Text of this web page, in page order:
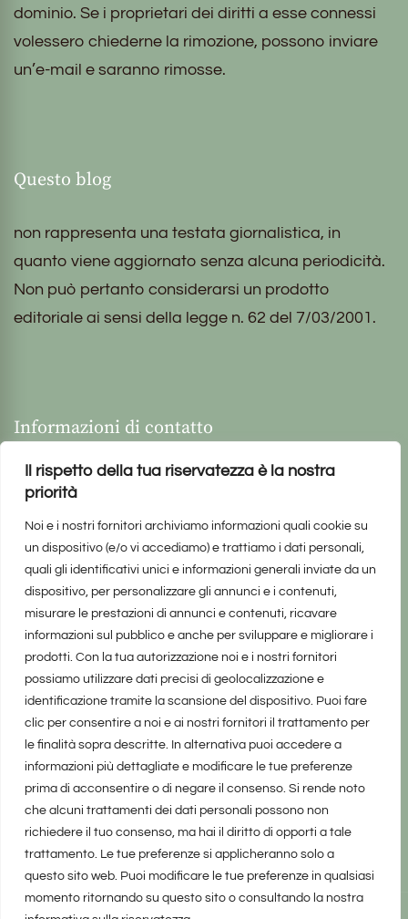
Il rispetto della tua riservatezza è la nostra
priorità
Noi e i nostri fornitori archiviamo informazioni quali cookie su
un dispositivo (e/o vi accediamo) e trattiamo i dati personali,
quali gli identificativi unici e informazioni generali inviate da un
dispositivo, per personalizzare gli annunci e i contenuti,
misurare le prestazioni di annunci e contenuti, ricavare
informazioni sul pubblico e anche per sviluppare e migliorare i
prodotti. Con la tua autorizzazione noi e i nostri fornitori
possiamo utilizzare dati precisi di geolocalizzazione e
identificazione tramite la scansione del dispositivo. Puoi fare
clic per consentire a noi e ai nostri fornitori il trattamento per
le finalità sopra descritte. In alternativa puoi accedere a
informazioni più dettagliate e modificare le tue preferenze
prima di acconsentire o di negare il consenso. Si rende noto
che alcuni trattamenti dei dati personali possono non
richiedere il tuo consenso, ma hai il diritto di opporti a tale
trattamento. Le tue preferenze si applicheranno solo a
questo sito web. Puoi modificare le tue preferenze in qualsiasi
momento ritornando su questo sito o consultando la nostra
dominio. Se i proprietari dei diritti a esse connessi
volessero chiederne la rimozione, possono inviare
un’e-mail e saranno rimosse.
Questo blog
non rappresenta una testata giornalistica, in
quanto viene aggiornato senza alcuna periodicità.
Non può pertanto considerarsi un prodotto
editoriale ai sensi della legge n. 62 del 7/03/2001.
Informazioni di contatto